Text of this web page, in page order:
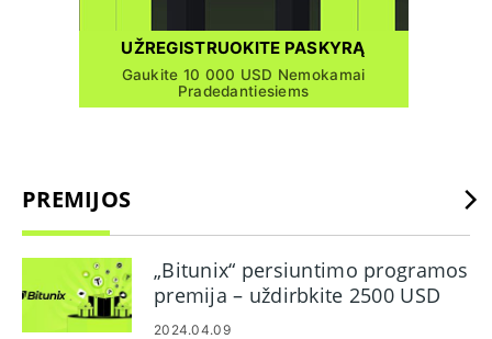
UŽREGISTRUOKITE PASKYRĄ
Gaukite 10 000 USD Nemokamai
Pradedantiesiems
PREMIJOS
„Bitunix“ persiuntimo programos
premija – uždirbkite 2500 USD
2024.04.09